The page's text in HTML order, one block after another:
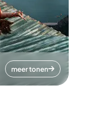
meer tonen